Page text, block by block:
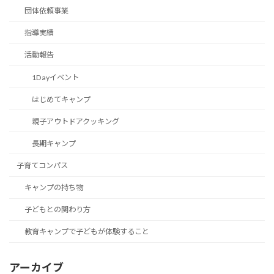
団体依頼事業
指導実績
活動報告
1Dayイベント
はじめてキャンプ
親子アウトドアクッキング
長期キャンプ
子育てコンパス
キャンプの持ち物
子どもとの関わり方
教育キャンプで子どもが体験すること
アーカイブ